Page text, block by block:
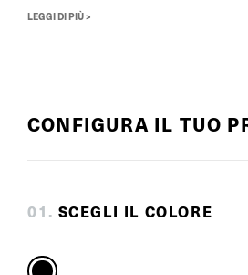
LEGGI DI PIÙ >
CONFIGURA IL TUO
01 . SCEGLI IL COLORE